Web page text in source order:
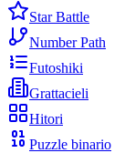
Star Battle
Number Path
Futoshiki
Grattacieli
Hitori
Puzzle binario